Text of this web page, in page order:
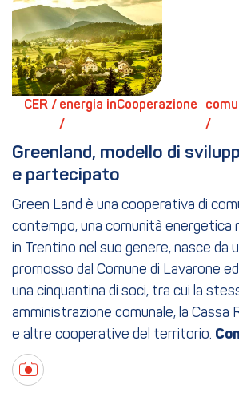
energia inCooperazione
/
/
Greenland, modello di
e partecipato
Green Land è una cooperativa di
contempo, una comunità energetica
in Trentino nel suo genere, nasce da
promosso dal Comune di Lavarone
una cinquantina di soci, tra cui la
amministrazione comunale, la Cassa
e altre cooperative del territorio.